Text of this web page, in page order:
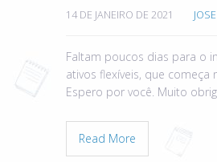
14 DE JANEIRO DE 2021
Faltam poucos dias para o
ativos flexíveis, que começa
Espero por você. Muito
Read More